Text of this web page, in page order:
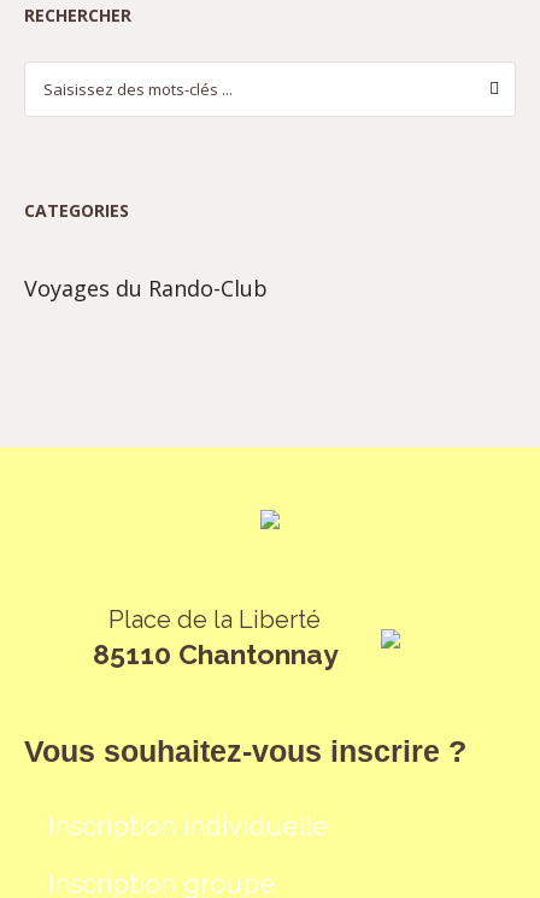
RECHERCHER
CATEGORIES
Voyages du Rando-Club
Place de la Liberté
85110 Chantonnay
Vous souhaitez-vous inscrire ?
Inscription individuelle
Inscription groupe